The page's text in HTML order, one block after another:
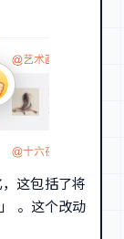
这包括了将
。这个改动